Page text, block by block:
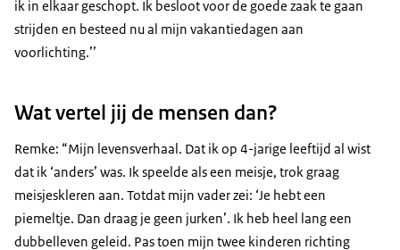
ik in elkaar geschopt. Ik besloot voor de goede zaak te gaan
strijden en besteed nu al mijn vakantiedagen aan
voorlichting.’’
Wat vertel jij de mensen dan?
Remke: “Mijn levensverhaal. Dat ik op 4-jarige leeftijd al wist
dat ik ‘anders’ was. Ik speelde als een meisje, trok graag
meisjeskleren aan. Totdat mijn vader zei: ‘Je hebt een
piemeltje. Dan draag je geen jurken’. Ik heb heel lang een
dubbelleven geleid. Pas toen mijn twee kinderen richting